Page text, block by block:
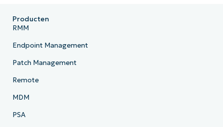
Producten
RMM
Endpoint Management
Patch Management
Remote
MDM
PSA